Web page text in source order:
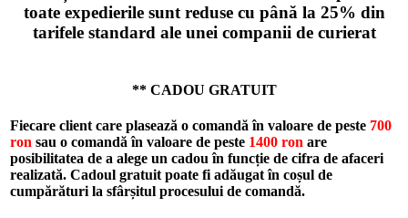
toate expedierile sunt reduse cu până la 25% din
tarifele standard ale unei companii de curierat
** CADOU GRATUIT
Fiecare client care plasează o comandă în valoare de peste 700
ron sau o comandă în valoare de peste 1400 ron are
posibilitatea de a alege un cadou în funcție de cifra de afaceri
realizată. Cadoul gratuit poate fi adăugat în coșul de
cumpărături la sfârșitul procesului de comandă.